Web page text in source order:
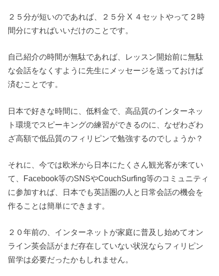
２５分が短いのであれば、２５分 X ４セットやって２時
間分にすればいいだけのことです。
自己紹介の時間が無駄であれば、レッスン開始前に無駄
な会話をなくすように先生にメッセージを送っておけば
済むことです。
日本で好きな時間に、低料金で、高品質のインターネッ
ト環境でスピーキングの練習ができるのに、なぜわざわ
ざ高額で低品質のフィリピンで勉強するのでしょうか？
それに、今では欧米から日本にたくさん観光客が来てい
て、Facebook等のSNSやCouchSurfing等のコミュニティ
に参加すれば、日本でも英語圏の人と日常会話の機会を
作ることは簡単にできます。
２０年前の、インターネットが家庭に普及し始めてオン
ライン英会話がまだ存在していない状況ならフィリピン
留学は必要だったかもしれません。